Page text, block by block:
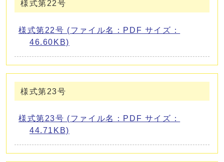
様式第22号
様式第22号 (ファイル名：PDF サイズ：
46.60KB)
様式第23号
様式第23号 (ファイル名：PDF サイズ：
44.71KB)